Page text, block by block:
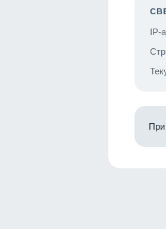
IP-
При